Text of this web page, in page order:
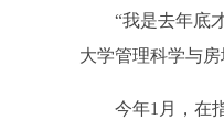
“我是去年底才
大学管理科学与
今年1月，在指